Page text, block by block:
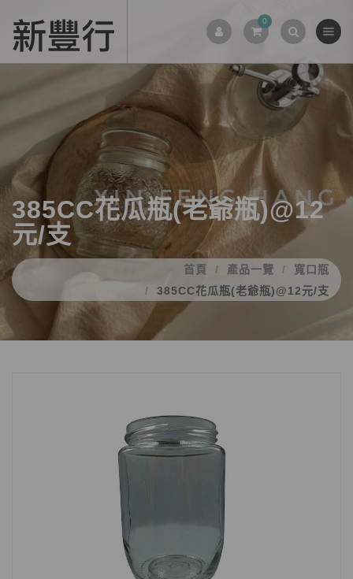
0
385CC花瓜瓶(老爺瓶)@12
元/支
首頁 產品一覽
寬口瓶
385CC花瓜瓶(老爺瓶)@12元/支